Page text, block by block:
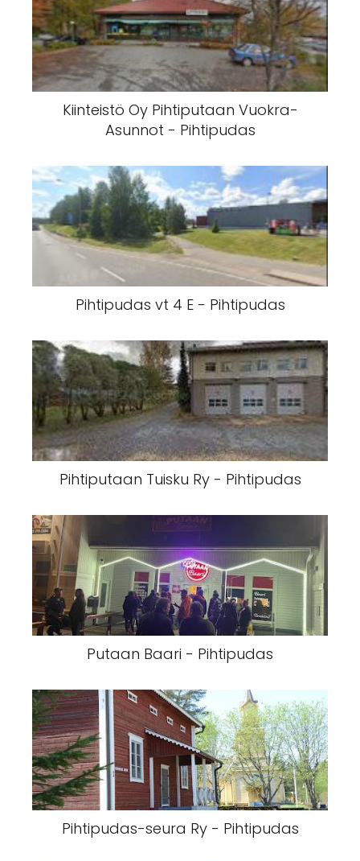
Kiinteistö Oy Pihtiputaan Vuokra-
Asunnot - Pihtipudas
Pihtipudas vt 4 E - Pihtipudas
Pihtiputaan Tuisku Ry - Pihtipudas
Putaan Baari - Pihtipudas
Pihtipudas-seura Ry - Pihtipudas